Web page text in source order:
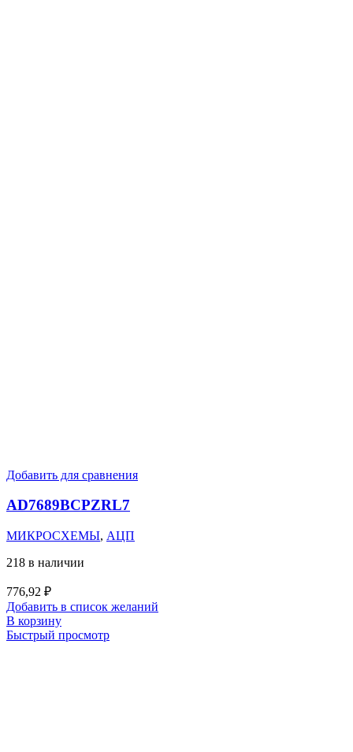
Добавить для сравнения
AD7689BCPZRL7
МИКРОСХЕМЫ, АЦП
218 в наличии
776,92 ₽
Добавить в список желаний
В корзину
Быстрый просмотр